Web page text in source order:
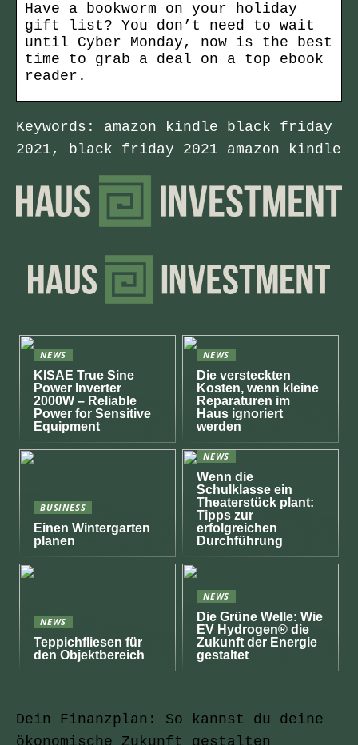
Have a bookworm on your holiday
gift list? You don’t need to wait
until Cyber Monday, now is the best
time to grab a deal on a top ebook
reader.
Keywords: amazon kindle black friday
2021, black friday 2021 amazon kindle
NEWS
KISAE True Sine
Power Inverter
2000W – Reliable
Power for Sensitive
Equipment
NEWS
Die versteckten
Kosten, wenn kleine
Reparaturen im
Haus ignoriert
werden
BUSINESS
Einen Wintergarten
planen
NEWS
Wenn die
Schulklasse ein
Theaterstück plant:
Tipps zur
erfolgreichen
Durchführung
NEWS
Teppichfliesen für
den Objektbereich
NEWS
Die Grüne Welle: Wie
EV Hydrogen® die
Zukunft der Energie
gestaltet
Dein Finanzplan: So kannst du deine